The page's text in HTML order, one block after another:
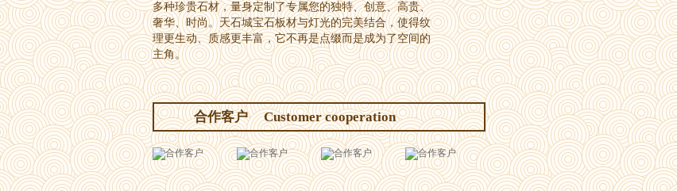
多种珍贵石材，量身定制了专属您的独特、创意、高贵、
奢华、时尚。天石城宝石板材与灯光的完美结合，使得纹
理更生动、质感更丰富，它不再是点缀而是成为了空间的
主角。
合作客户 Customer cooperation